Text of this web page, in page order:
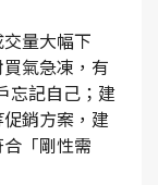
量大幅下
氣急凍，有
忘記自己；建
銷方案，建
「剛性需